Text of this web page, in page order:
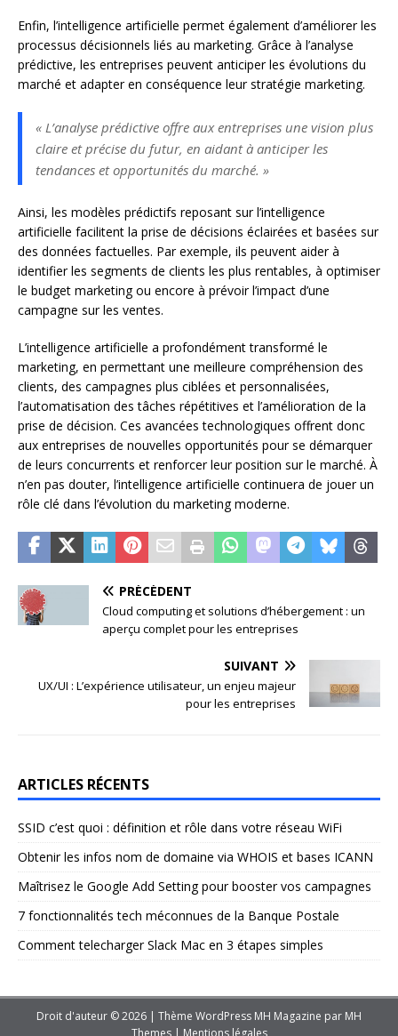
Enfin, l’intelligence artificielle permet également d’améliorer les
processus décisionnels liés au marketing. Grâce à l’analyse
prédictive, les entreprises peuvent anticiper les évolutions du
marché et adapter en conséquence leur stratégie marketing.
« L’analyse prédictive offre aux entreprises une vision plus
claire et précise du futur, en aidant à anticiper les
tendances et opportunités du marché. »
Ainsi, les modèles prédictifs reposant sur l’intelligence
artificielle facilitent la prise de décisions éclairées et basées sur
des données factuelles. Par exemple, ils peuvent aider à
identifier les segments de clients les plus rentables, à optimiser
le budget marketing ou encore à prévoir l’impact d’une
campagne sur les ventes.
L’intelligence artificielle a profondément transformé le
marketing, en permettant une meilleure compréhension des
clients, des campagnes plus ciblées et personnalisées,
l’automatisation des tâches répétitives et l’amélioration de la
prise de décision. Ces avancées technologiques offrent donc
aux entreprises de nouvelles opportunités pour se démarquer
de leurs concurrents et renforcer leur position sur le marché. À
n’en pas douter, l’intelligence artificielle continuera de jouer un
rôle clé dans l’évolution du marketing moderne.
PRÉCÉDENT
Cloud computing et solutions d’hébergement : un
aperçu complet pour les entreprises
SUIVANT
UX/UI : L’expérience utilisateur, un enjeu majeur
pour les entreprises
ARTICLES RÉCENTS
SSID c’est quoi : définition et rôle dans votre réseau WiFi
Obtenir les infos nom de domaine via WHOIS et bases ICANN
Maîtrisez le Google Add Setting pour booster vos campagnes
7 fonctionnalités tech méconnues de la Banque Postale
Comment telecharger Slack Mac en 3 étapes simples
Droit d'auteur © 2026 | Thème WordPress MH Magazine par MH
Themes | Mentions légales